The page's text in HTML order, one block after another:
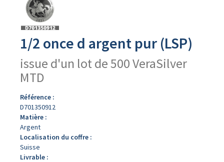
produit
1/2 once d argent pur (LSP)
issue d'un lot de 500 VeraSilver
MTD
Référence :
D701350912
Matière :
Argent
Localisation du coffre :
Suisse
Livrable :